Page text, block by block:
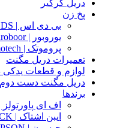
دریل کرگیر
پخ زن
بی دی اس | BDS
یوروبور | Euroboor
پروموتک | Promotech
تعمیرات دریل مگنت
لوازم و قطعات
دریل مگنت دست دوم
برندها
اف ای پاورتولز | FE Powertools
ایبن اشتاک | EIBENSTOCK